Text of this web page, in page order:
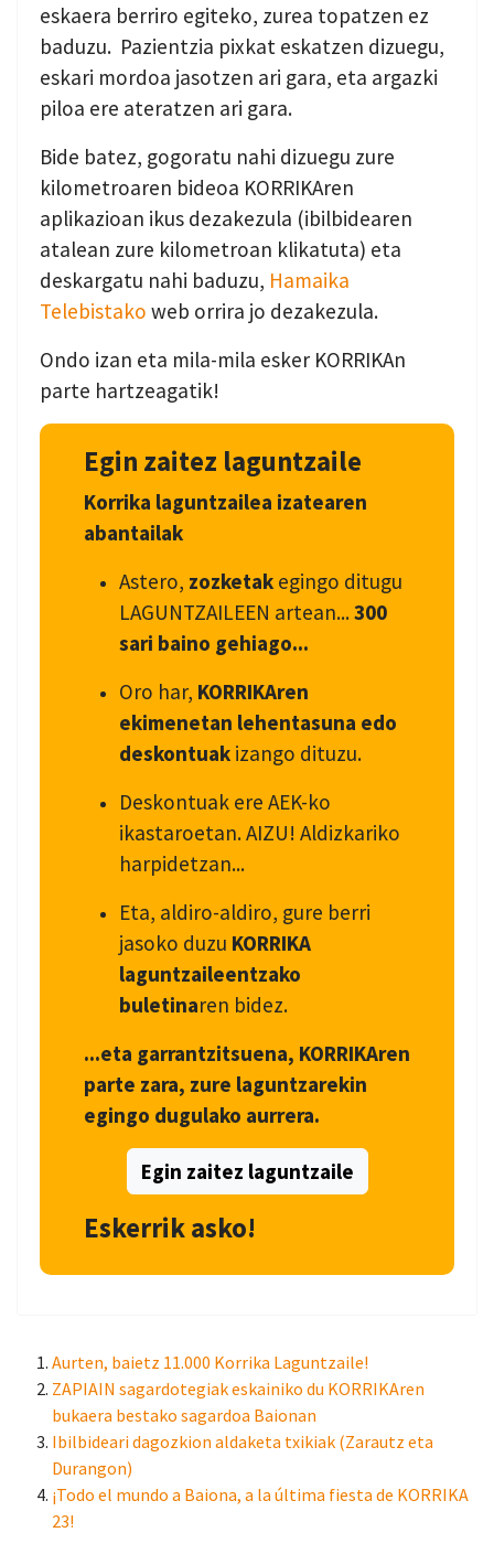
eskaera berriro egiteko, zurea topatzen ez
baduzu. Pazientzia pixkat eskatzen dizuegu,
eskari mordoa jasotzen ari gara, eta argazki
piloa ere ateratzen ari gara.
Bide batez, gogoratu nahi dizuegu zure
kilometroaren bideoa KORRIKAren
aplikazioan ikus dezakezula (ibilbidearen
atalean zure kilometroan klikatuta) eta
deskargatu nahi baduzu, Hamaika
Telebistako web orrira jo dezakezula.
Ondo izan eta mila-mila esker KORRIKAn
parte hartzeagatik!
Egin zaitez laguntzaile
Korrika laguntzailea izatearen
abantailak
Astero, zozketak egingo ditugu
LAGUNTZAILEEN artean...300
sari baino gehiago...
Oro har, KORRIKAren
ekimenetan lehentasuna edo
deskontuak izango dituzu.
Deskontuak ere AEK-ko
ikastaroetan. AIZU! Aldizkariko
harpidetzan...
Eta, aldiro-aldiro, gure berri
jasoko duzu KORRIKA
laguntzaileentzako
buletinaren bidez.
...eta garrantzitsuena, KORRIKAren
parte zara, zure laguntzarekin
egingo dugulako aurrera.
Egin zaitez laguntzaile
Eskerrik asko!
Aurten, baietz 11.000 Korrika Laguntzaile!
ZAPIAIN sagardotegiak eskainiko du KORRIKAren
bukaera bestako sagardoa Baionan
Ibilbideari dagozkion aldaketa txikiak (Zarautz eta
Durangon)
¡Todo el mundo a Baiona, a la última fiesta de KORRIKA
23!